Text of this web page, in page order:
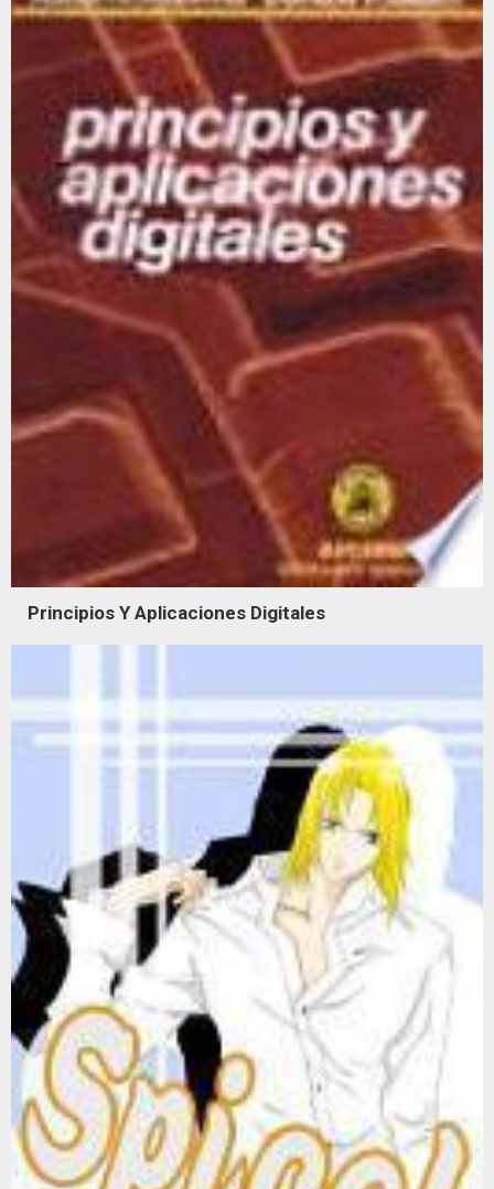
Principios Y Aplicaciones Digitales